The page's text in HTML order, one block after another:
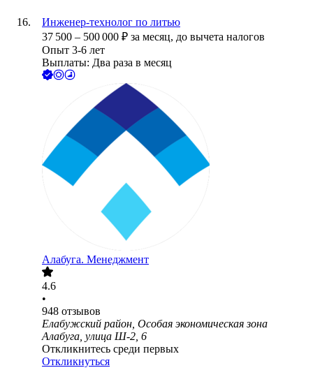
Инженер-технолог по литью
37 500 – 500 000 ₽ за месяц, до вычета налогов
Опыт 3-6 лет
Выплаты: Два раза в месяц
Алабуга. Менеджмент
4.6
•
948 отзывов
Елабужский район, Особая экономическая зона
Алабуга, улица Ш-2, 6
Откликнитесь среди первых
Откликнуться